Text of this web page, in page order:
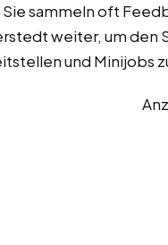
Sie sammeln oft
weiter, um den
und Minijobs